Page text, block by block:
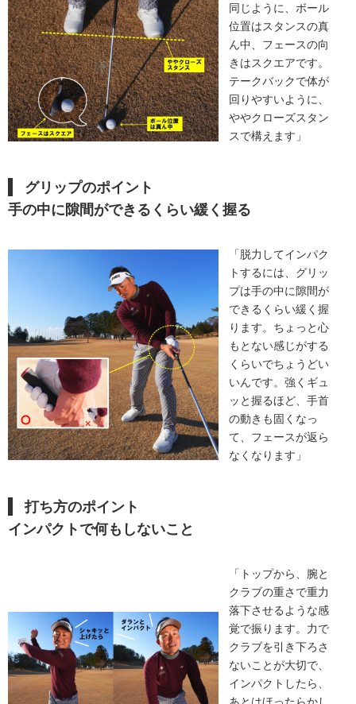
同じように、ボール
位置はスタンスの真
ん中、フェースの向
きはスクエアです。
テークバックで体が
回りやすいように、
ややクローズスタン
スで構えます」
グリップのポイント
手の中に隙間ができるくらい緩く握る
「脱力してインパク
トするには、グリッ
プは手の中に隙間が
できるくらい緩く握
ります。ちょっと心
もとない感じがする
くらいでちょうどい
いんです。強くギュ
ッと握るほど、手首
の動きも固くなっ
て、フェースが返ら
なくなります」
打ち方のポイント
インパクトで何もしないこと
「トップから、腕と
クラブの重さで重力
落下させるような感
覚で振ります。力で
クラブを引き下ろさ
ないことが大切で、
インパクトしたら、